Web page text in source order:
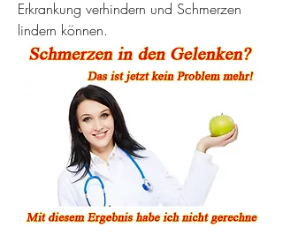
Erkrankung verhindern und Schmerzen
lindern können.